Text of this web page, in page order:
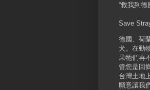
“救我到德
Save
德國、荷
犬。在動
果牠們再
管您是回
台灣土地
願意讓我